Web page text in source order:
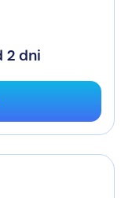
2 dni